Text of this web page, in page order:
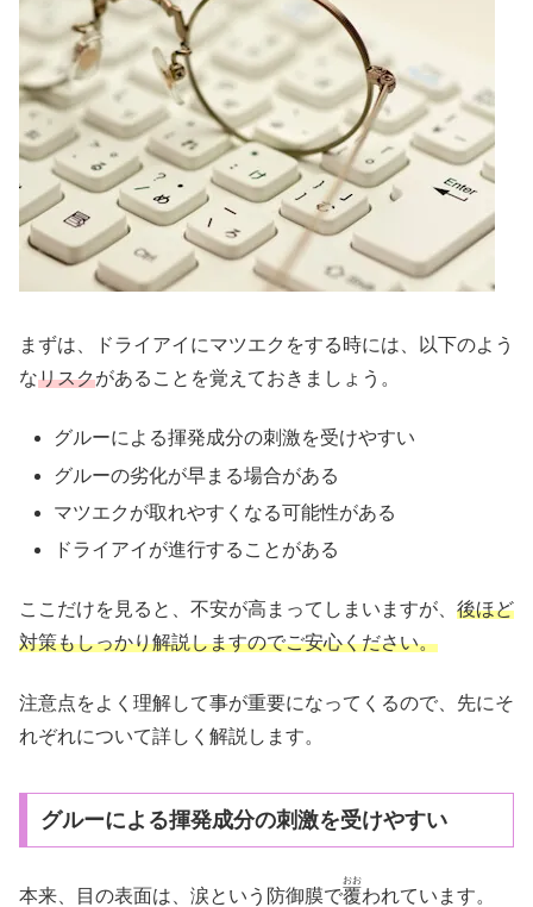
まずは、ドライアイにマツエクをする時には、以下のよう
なリスクがあることを覚えておきましょう。
グルーによる揮発成分の刺激を受けやすい
グルーの劣化が早まる場合がある
マツエクが取れやすくなる可能性がある
ドライアイが進行することがある
ここだけを見ると、不安が高まってしまいますが、 後ほど
対策もしっかり解説しますのでご安心ください。
注意点をよく理解して事が重要になってくるので、先にそ
れぞれについて詳しく解説します。
グルーによる揮発成分の刺激を受けやすい
本来、目の表面は、涙という防御膜で覆
おお
われています。